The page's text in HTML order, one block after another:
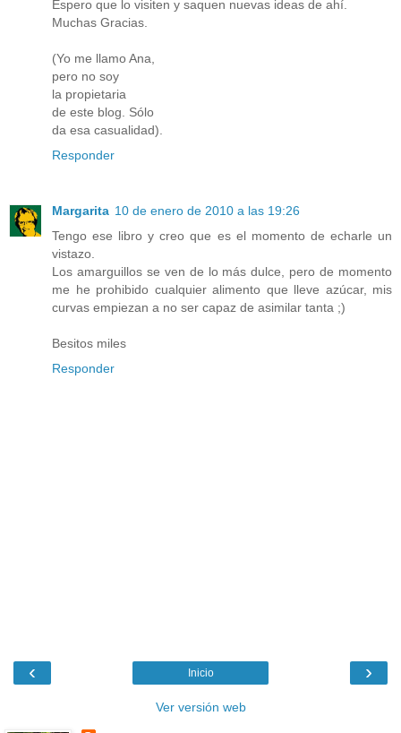
Espero que lo visiten y saquen nuevas ideas de ahí.
Muchas Gracias.
(Yo me llamo Ana,
pero no soy
la propietaria
de este blog. Sólo
da esa casualidad).
Responder
Margarita 10 de enero de 2010 a las 19:26
Tengo ese libro y creo que es el momento de echarle un
vistazo.
Los amarguillos se ven de lo más dulce, pero de momento
me he prohibido cualquier alimento que lleve azúcar, mis
curvas empiezan a no ser capaz de asimilar tanta ;)
Besitos miles
Responder
‹ ›
Inicio
Ver versión web